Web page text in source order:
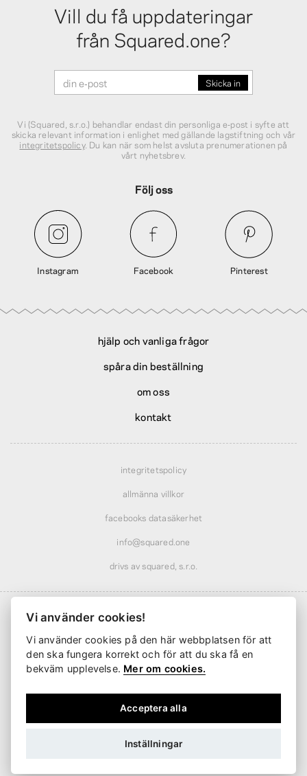
Vill du få uppdateringar
från Squared.one?
Vi (Squared, s.r.o.) behandlar endast din personliga e‑post i syfte att
skicka relevant information i enlighet med gällande lagstiftning och vår
integritetspolicy. Du kan när som helst avsluta prenumerationen på
vårt nyhetsbrev.
Följ oss
Instagram Facebook Pinterest
hjälp och vanliga frågor
spåra din beställning
om oss
kontakt
integritetspolicy
allmänna villkor
facebooks datasäkerhet
info@squared.one
drivs av squared, s.r.o.
Frakt från61 kr· rabatterad över 569 kr
Leverans från2 arbetsdagar
Vi använder cookies!
Vi använder cookies på den här webbplatsen för att
den ska fungera korrekt och för att du ska få en
bekväm upplevelse. Mer om cookies.
Acceptera alla
Inställningar